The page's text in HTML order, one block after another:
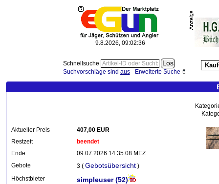
9.8.2026, 09:02:37
Schnellsuche
Suchvorschläge sind aus- Erweiterte Suche
Aktueller Preis
407,00 EUR
Restzeit
beendet
Ende
09.07.2026 14:35:08 MEZ
Gebote
3 ( Gebotsübersicht )
Höchstbieter
simpleuser(52)